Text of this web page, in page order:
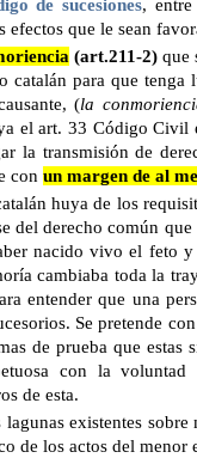
de sucesiones,
que le sean
(art.211-2)que
catalán para que tenga
(la
el art. 33 Código Civil
la transmisión de
con un margen de al
huya de los
del derecho común
nacido vivo el feto
cambiaba toda la
entender que una
Se pretende
de prueba que estas
con la
de esta.
existentes sobre
de los actos del menor